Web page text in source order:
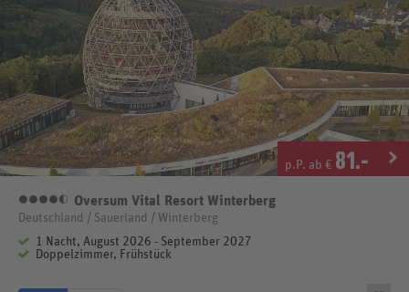
p.P. ab € 81.-
4,5 Sterne
Oversum Vital Resort Winterberg
Deutschland / Sauerland / Winterberg
1 Nacht, August 2026 - September 2027
Doppelzimmer, Frühstück